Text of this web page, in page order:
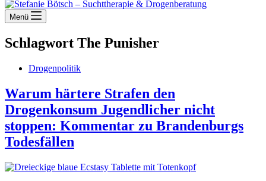
Menü
Schlagwort The Punisher
Drogenpolitik
Warum härtere Strafen den
Drogenkonsum Jugendlicher nicht
stoppen: Kommentar zu Brandenburgs
Todesfällen